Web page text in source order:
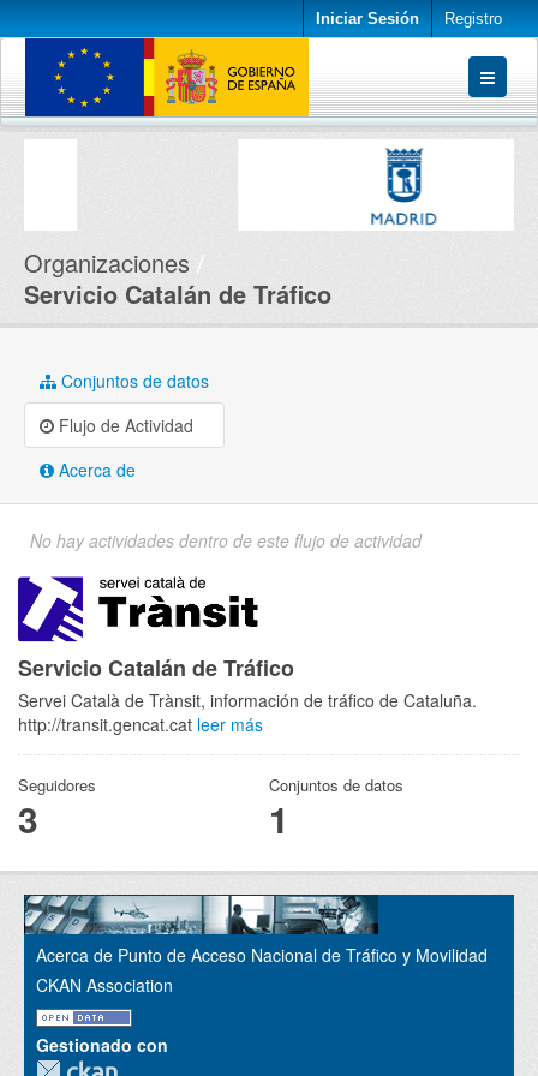
Iniciar Sesión Registro
Conjuntos de datos
Organizaciones
Servicio Catalán de Tráfico
Conjuntos de datos
Flujo de Actividad
Acerca de
No hay actividades dentro de este flujo de actividad
Servicio Catalán de Tráfico
Servei Català de Trànsit, información de tráfico de Cataluña.
http://transit.gencat.cat leer más
Seguidores
3
Conjuntos de datos
1
Acerca de Punto de Acceso Nacional de Tráfico y Movilidad
CKAN Association
Gestionado con